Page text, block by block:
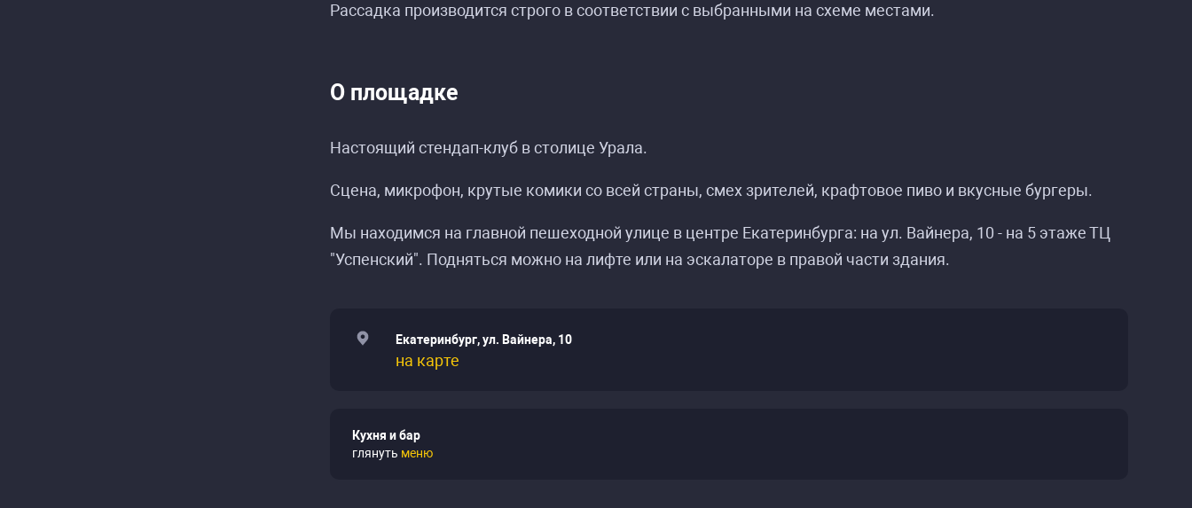
Рассадка производится строго в соответствии с выбранными на схеме местами.
О площадке
Настоящий стендап-клуб в столице Урала.
Сцена, микрофон, крутые комики со всей страны, смех зрителей, крафтовое пиво и вкусные бургеры.
Мы находимся на главной пешеходной улице в центре Екатеринбурга: на ул. Вайнера, 10 - на 5 этаже ТЦ
"Успенский". Подняться можно на лифте или на эскалаторе в правой части здания.
Екатеринбург, ул. Вайнера, 10
на карте
Кухня и бар
глянуть меню